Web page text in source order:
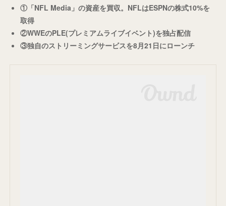
①「NFL Media」の資産を買収。NFLはESPNの株式10%を
取得
②WWEのPLE(プレミアムライブイベント)を独占配信
③独自のストリーミングサービスを8月21日にローンチ